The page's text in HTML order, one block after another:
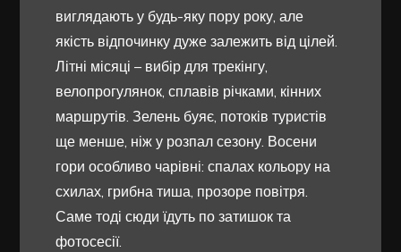
виглядають у будь-яку пору року, але
якість відпочинку дуже залежить від цілей.
Літні місяці – вибір для трекінгу,
велопрогулянок, сплавів річками, кінних
маршрутів. Зелень буяє, потоків туристів
ще менше, ніж у розпал сезону. Восени
гори особливо чарівні: спалах кольору на
схилах, грибна тиша, прозоре повітря.
Саме тоді сюди їдуть по затишок та
фотосесії.